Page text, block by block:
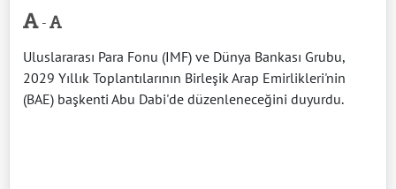
-
Uluslararası Para Fonu (IMF) ve Dünya Bankası Grubu,
2029 Yıllık Toplantılarının Birleşik Arap Emirlikleri'nin
(BAE) başkenti Abu Dabi'de düzenleneceğini duyurdu.